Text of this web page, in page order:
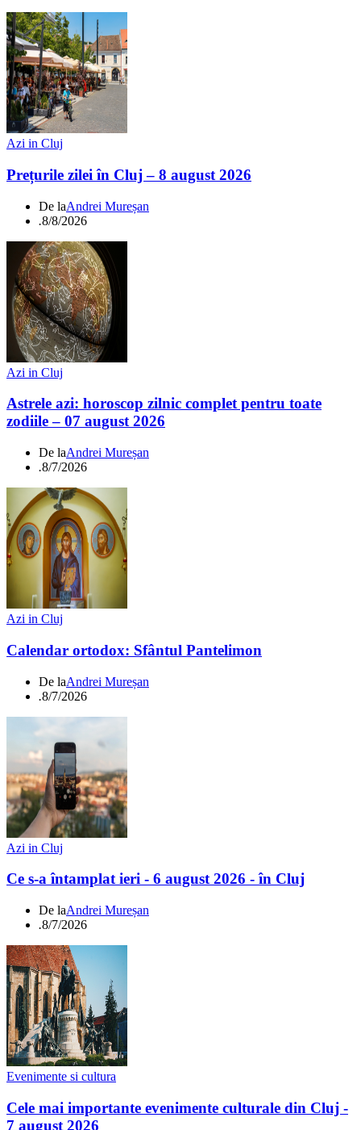
Azi in Cluj
Prețurile zilei în Cluj – 8 august 2026
De laAndrei Mureșan
.8/8/2026
Azi in Cluj
Astrele azi: horoscop zilnic complet pentru toate
zodiile – 07 august 2026
De laAndrei Mureșan
.8/7/2026
Azi in Cluj
Calendar ortodox: Sfântul Pantelimon
De laAndrei Mureșan
.8/7/2026
Azi in Cluj
Ce s-a întamplat ieri - 6 august 2026 - în Cluj
De laAndrei Mureșan
.8/7/2026
Evenimente si cultura
Cele mai importante evenimente culturale din Cluj -
7 august 2026